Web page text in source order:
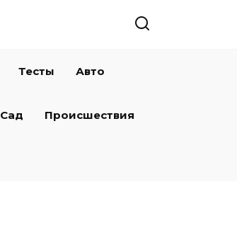
Тесты Авто
Сад Происшествия